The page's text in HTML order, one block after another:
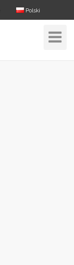
Polski
Toggle